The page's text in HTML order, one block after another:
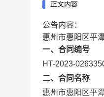
正文内容
公告内容：
惠州市惠阳区平
一、合同编号
HT-2023-
二、合同名称
惠州市惠阳区平